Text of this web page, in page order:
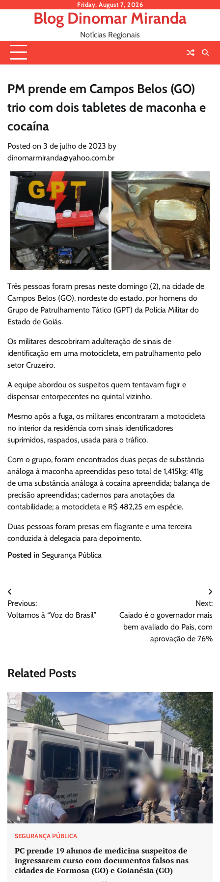
Friday, August 7, 2026
Blog Dinomar Miranda
Notícias Regionais
PM prende em Campos Belos (GO)
trio com dois tabletes de maconha e
cocaína
Posted on 3 de julho de 2023 by
dinomarmiranda@yahoo.com.br
Três pessoas foram presas neste domingo (2), na cidade de
Campos Belos (GO), nordeste do estado, por homens do
Grupo de Patrulhamento Tático (GPT) da Polícia Militar do
Estado de Goiás.
Os militares descobriram adulteração de sinais de
identificação em uma motocicleta, em patrulhamento pelo
setor Cruzeiro.
A equipe abordou os suspeitos quem tentavam fugir e
dispensar entorpecentes no quintal vizinho.
Mesmo após a fuga, os militares encontraram a motocicleta
no interior da residência com sinais identificadores
suprimidos, raspados, usada para o tráfico.
Com o grupo, foram encontrados duas peças de substância
análoga à maconha apreendidas peso total de 1,415kg; 411g
de uma substância análoga à cocaína apreendida; balança de
precisão apreendidas; cadernos para anotações da
contabilidade; a motocicleta e R$ 482,25 em espécie.
Duas pessoas foram presas em flagrante e uma terceira
conduzida à delegacia para depoimento.
Posted in Segurança Pública
Navegação
de
Previous:
Voltamos à “Voz do Brasil”
Next:
Caiado é o governador mais
bem avaliado do País, com
aprovação de 76%
Related Posts
SEGURANÇA PÚBLICA
PC prende 19 alunos de medicina suspeitos de
ingressarem curso com documentos falsos nas
cidades de Formosa (GO) e Goianésia (GO)